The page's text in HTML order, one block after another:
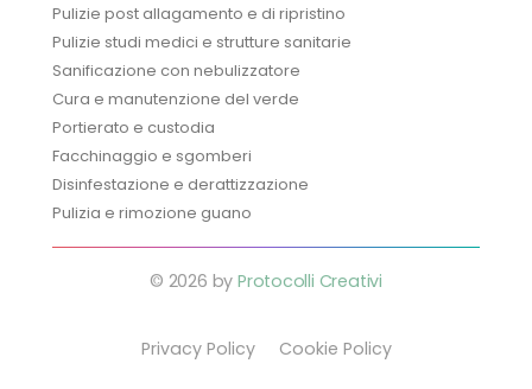
Pulizie post allagamento e di ripristino
Pulizie studi medici e strutture sanitarie
Sanificazione con nebulizzatore
Cura e manutenzione del verde
Portierato e custodia
Facchinaggio e sgomberi
Disinfestazione e derattizzazione
Pulizia e rimozione guano
© 2026 by Protocolli Creativi
Privacy Policy Cookie Policy